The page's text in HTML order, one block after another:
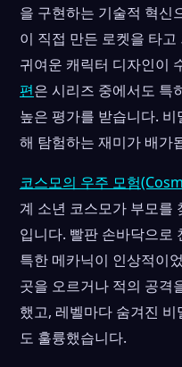
을 구현하는 기술적 혁신
이 직접 만든 로켓을 타
귀여운 캐릭터 디자인이
편은 시리즈 중에서도 특
높은 평가를 받습니다.
해 탐험하는 재미가 배가
코스모의 우주 모험
계 소년 코스모가 부모를
입니다. 빨판 손바닥으로
특한 메카닉이 인상적이
곳을 오르거나 적의 공격
했고, 레벨마다 숨겨진
도 훌륭했습니다.